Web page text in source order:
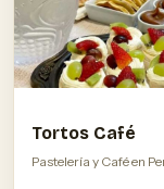
Tortos Café
Pastelería y Café en